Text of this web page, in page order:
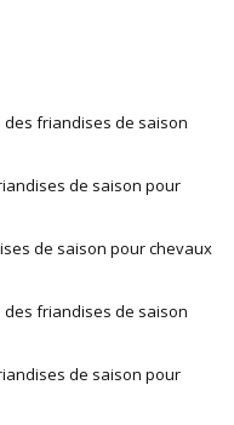
des friandises de saison
de saison pour
de saison pour chevaux
des friandises de saison
de saison pour